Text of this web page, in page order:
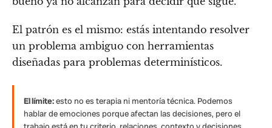
El patrón es el mismo: estás intentando resolver
un problema ambiguo con herramientas
diseñadas para problemas determinísticos.
El límite:esto no es terapia ni mentoría técnica. Podemos
hablar de emociones porque afectan las decisiones, pero el